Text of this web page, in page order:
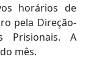
horários de
pela Direção-
Prisionais. A
mês.